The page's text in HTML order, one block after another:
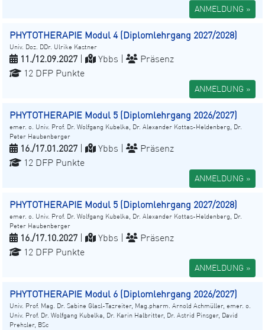
ANMELDUNG »
PHYTOTHERAPIE Modul 4 (Diplomlehrgang 2027/2028)
Univ. Doz. DDr. Ulrike Kastner
11./12.09.2027 Ybbs |
Präsenz
12 DFP Punkte
ANMELDUNG »
PHYTOTHERAPIE Modul 5 (Diplomlehrgang 2026/2027)
emer. o. Univ. Prof. Dr. Wolfgang Kubelka, Dr. Alexander Kottas-Heldenberg, Dr.
Peter Haubenberger
16./17.01.2027 Ybbs |
Präsenz
12 DFP Punkte
ANMELDUNG »
PHYTOTHERAPIE Modul 5 (Diplomlehrgang 2027/2028)
emer. o. Univ. Prof. Dr. Wolfgang Kubelka, Dr. Alexander Kottas-Heldenberg, Dr.
Peter Haubenberger
16./17.10.2027 Ybbs |
Präsenz
12 DFP Punkte
ANMELDUNG »
PHYTOTHERAPIE Modul 6 (Diplomlehrgang 2026/2027)
Univ. Prof. Mag. Dr. Sabine Glasl-Tazreiter, Mag.pharm. Arnold Achmüller, emer. o.
Univ. Prof. Dr. Wolfgang Kubelka, Dr. Karin Halbritter, Dr. Astrid Pinsger, David
Prehsler, BSc